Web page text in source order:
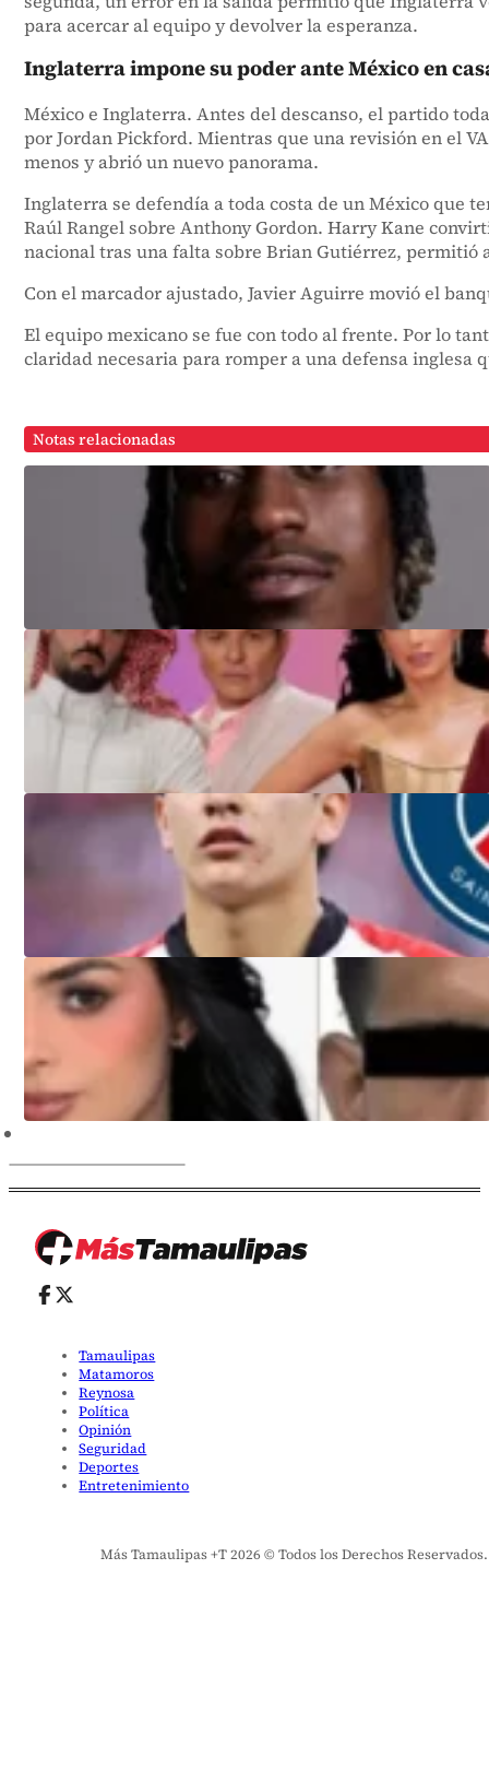
para acercar al equipo y devolver la esperanza.
Inglaterra impone su poder ante México en
México e Inglaterra. Antes del descanso, el partido
por Jordan Pickford. Mientras que una revisión en el
menos y abrió un nuevo panorama.
Inglaterra se defendía a toda costa de un México que
Raúl Rangel sobre Anthony Gordon. Harry Kane
nacional tras una falta sobre Brian Gutiérrez, permitió
Con el marcador ajustado, Javier Aguirre movió el
El equipo mexicano se fue con todo al frente. Por lo
claridad necesaria para romper a una defensa
Notas relacionadas
Tamaulipas
Matamoros
Reynosa
Política
Opinión
Seguridad
Deportes
Entretenimiento
Más Tamaulipas +T 2026 © Todos los Derechos